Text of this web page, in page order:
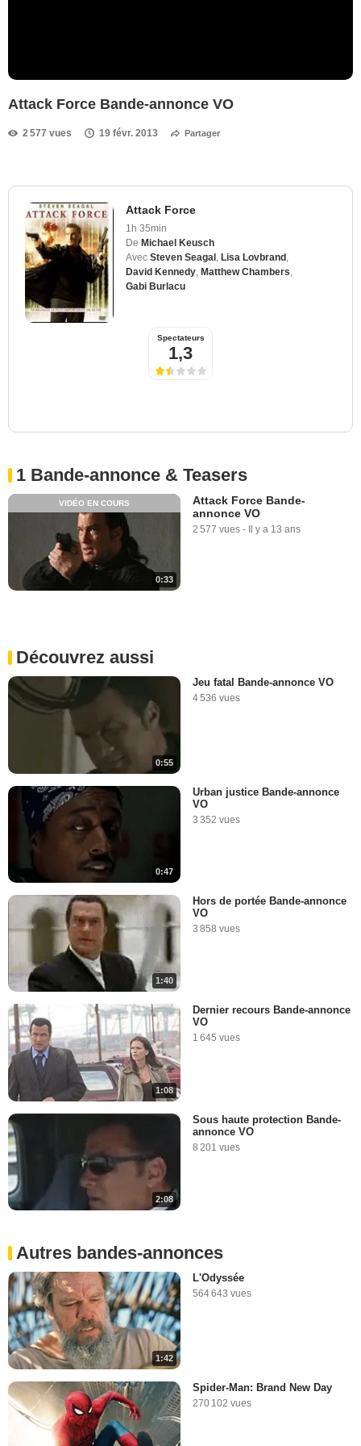
Attack Force Bande-annonce VO
2 577 vues 19 févr. 2013 Partager
Attack Force
1h 35min
De Michael Keusch
Avec Steven Seagal Lisa Lovbrand
David Kennedy Matthew Chambers
Gabi Burlacu
Spectateurs
1,3
1 Bande-annonce & Teasers
0:33
VIDÉO EN COURS
Attack Force Bande-
annonce VO
2 577 vues - Il y a 13 ans
Découvrez aussi
0:55
Jeu fatal Bande-annonce VO
4 536 vues
0:47
Urban justice Bande-annonce
VO
3 352 vues
1:40
Hors de portée Bande-annonce
VO
3 858 vues
1:08
Dernier recours Bande-annonce
VO
1 645 vues
2:08
Sous haute protection Bande-
annonce VO
8 201 vues
Autres bandes-annonces
1:42
L'Odyssée
564 643 vues
Spider-Man: Brand New Day
270 102 vues